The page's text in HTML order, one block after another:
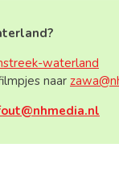
waterland
naar